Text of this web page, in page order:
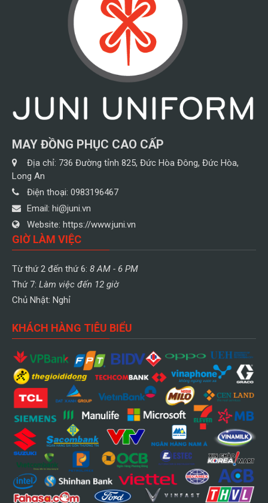
MAY ĐỒNG PHỤC CAO CẤP
Địa chỉ: 736 Đường tỉnh 825, Đức Hòa Đông, Đức Hòa,
Long An
Điện thoại: 0983196467
Email: hi@juni.vn
Website: https://www.juni.vn
GIỜ LÀM VIỆC
Từ thứ 2 đến thứ 6: 8 AM - 6 PM
Thứ 7: Làm việc đến 12 giờ
Chủ Nhật: Nghỉ
KHÁCH HÀNG TIÊU BIỂU